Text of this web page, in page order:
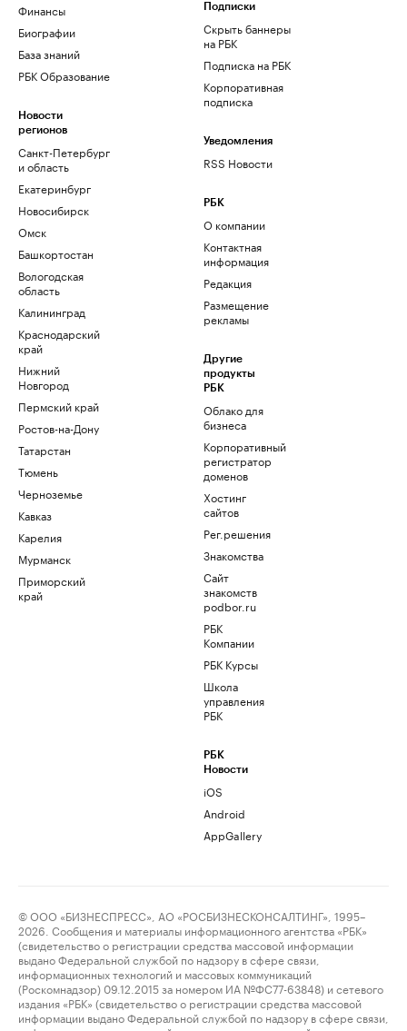
Финансы
Биографии
База знаний
РБК Образование
Новости
регионов
Санкт-Петербург
и область
Екатеринбург
Новосибирск
Омск
Башкортостан
Вологодская
область
Калининград
Краснодарский
край
Нижний
Новгород
Пермский край
Ростов-на-Дону
Татарстан
Тюмень
Черноземье
Кавказ
Карелия
Мурманск
Приморский
край
Подписки
Скрыть баннеры
на РБК
Подписка на РБК
Корпоративная
подписка
Уведомления
RSS Новости
РБК
О компании
Контактная
информация
Редакция
Размещение
рекламы
Другие
продукты
РБК
Облако для
бизнеса
Корпоративный
регистратор
доменов
Хостинг
сайтов
Рег.решения
Знакомства
Сайт
знакомств
podbor.ru
РБК
Компании
РБК Курсы
Школа
управления
РБК
РБК
Новости
iOS
Android
AppGallery
© ООО «БИЗНЕСПРЕСС», АО «РОСБИЗНЕСКОНСАЛТИНГ», 1995–
2026. Сообщения и материалы информационного агентства «РБК»
(свидетельство о регистрации средства массовой информации
выдано Федеральной службой по надзору в сфере связи,
информационных технологий и массовых коммуникаций
(Роскомнадзор) 09.12.2015 за номером ИА №ФС77-63848) и сетевого
издания «РБК» (свидетельство о регистрации средства массовой
информации выдано Федеральной службой по надзору в сфере связи,